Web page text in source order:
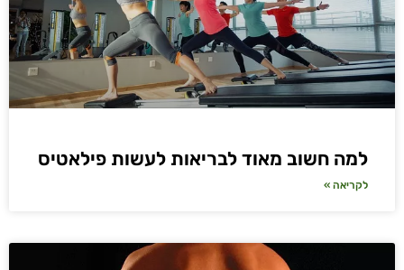
למה חשוב מאוד לבריאות לעשות פילאטיס
לקריאה »